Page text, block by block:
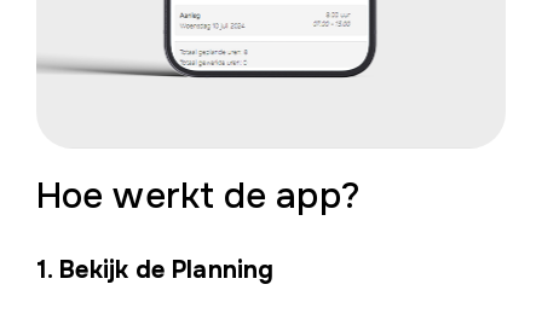
Hoe werkt de app?
1. Bekijk de Planning